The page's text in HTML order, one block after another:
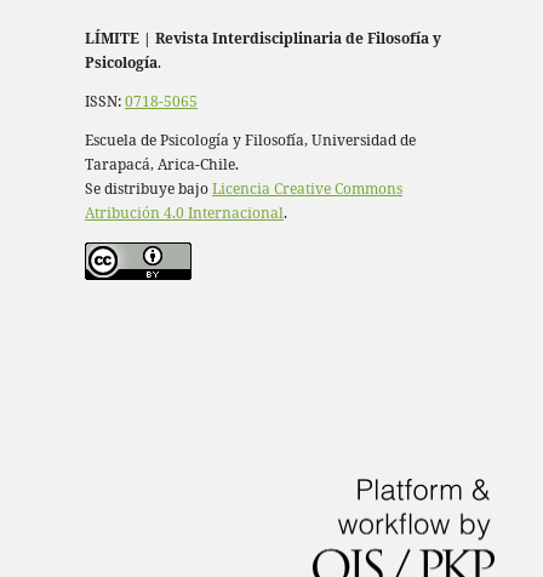
LÍMITE | Revista Interdisciplinaria de Filosofía y
Psicología.
ISSN:0718-5065
Escuela de Psicología y Filosofía, Universidad de
Tarapacá, Arica-Chile.
Se distribuye bajoLicencia Creative Commons
Atribución 4.0 Internacional.